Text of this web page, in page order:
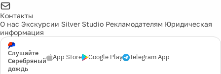
Контакты
О нас Экскурсии Silver Studio Рекламодателям Юридическая
информация
Слушайте
Серебряный
дождь
App Store Google Play Telegram App